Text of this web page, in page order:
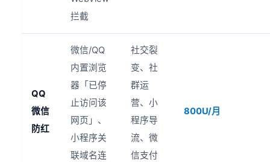
拦截
QQ
微信
防红
微信/QQ
内置浏览
器「已停
止访问该
网页」、
小程序关
联域名连
社交裂
变、社
群运
营、小
程序导
流、微
信支付
800U/月